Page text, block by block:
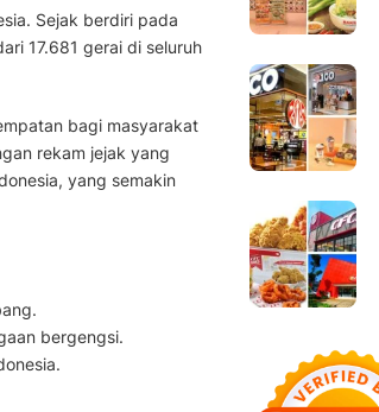
Sejak berdiri pada
17.681 gerai di seluruh
bagi masyarakat
rekam jejak yang
yang semakin
bergengsi.